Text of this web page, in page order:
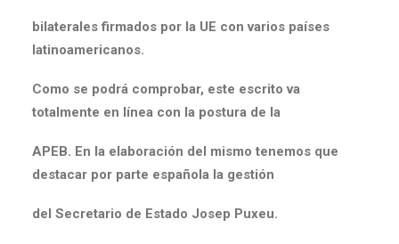
bilaterales firmados por la UE con varios países
latinoamericanos.
Como se podrá comprobar, este escrito va
totalmente en línea con la postura de la
APEB. En la elaboración del mismo tenemos que
destacar por parte española la gestión
del Secretario de Estado Josep Puxeu.